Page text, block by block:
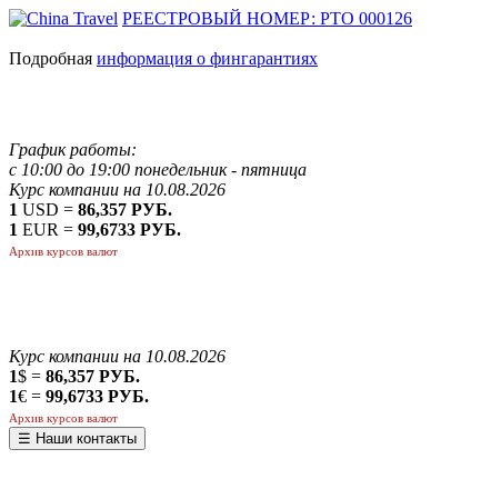
РЕЕСТРОВЫЙ НОМЕР: РТО 000126
Подробная информация о фингарантиях
График работы:
с 10:00 до 19:00 понедельник - пятница
Курс компании на 10.08.2026
1 USD = 86,357 РУБ.
1 EUR = 99,6733 РУБ.
Архив курсов валют
Курс компании на 10.08.2026
1$ = 86,357 РУБ.
1€ = 99,6733 РУБ.
Архив курсов валют
☰ Наши контакты